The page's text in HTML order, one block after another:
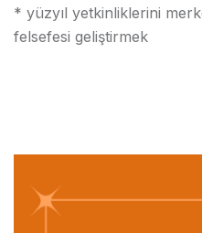
* yüzyıl yetkinliklerini
felsefesi geliştirmek